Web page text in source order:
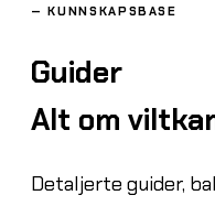
—KUNNSKAPSBASE
Guider
Alt om
Detaljerte guider,